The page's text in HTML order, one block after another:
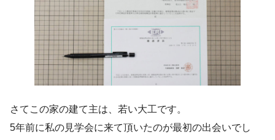
さてこの家の建て主は、若い大工です。
5年前に私の見学会に来て頂いたのが最初の出会いでし